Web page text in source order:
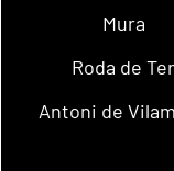
Mura
Roda de Ter
Antoni de